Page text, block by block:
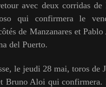
avec deux corridas de
qui confirmera le
de Manzanares et
del Puerto.
le jeudi 28 mai, toros de
Bruno Aloi qui confirmera.